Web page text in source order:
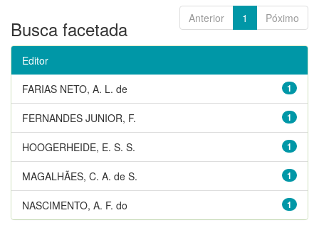
Anterior 1 Póximo
Busca facetada
Editor
1
FARIAS NETO, A. L. de
1
FERNANDES JUNIOR, F.
1
HOOGERHEIDE, E. S. S.
1
MAGALHÃES, C. A. de S.
1
NASCIMENTO, A. F. do